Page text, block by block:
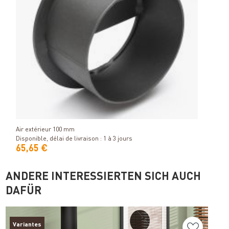
Détails
Air extérieur 100 mm
Disponible, délai de livraison : 1 à 3 jours
65,65 €
ANDERE INTERESSIERTEN SICH AUCH
DAFÜR
Variantes